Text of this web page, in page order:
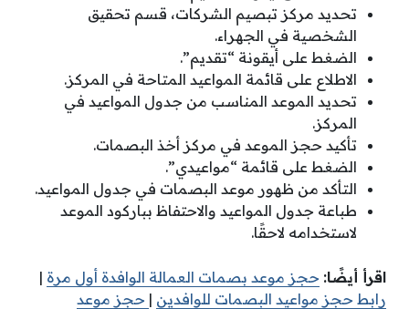
تحديد مركز تبصيم الشركات، قسم تحقيق
الشخصية في الجهراء.
الضغط على أيقونة “تقديم”.
الاطلاع على قائمة المواعيد المتاحة في المركز.
تحديد الموعد المناسب من جدول المواعيد في
المركز.
تأكيد حجز الموعد في مركز أخذ البصمات.
الضغط على قائمة “مواعيدي”.
التأكد من ظهور موعد البصمات في جدول المواعيد.
طباعة جدول المواعيد والاحتفاظ بباركود الموعد
لاستخدامه لاحقًا.
اقرأ أيضًا: حجز موعد بصمات العمالة الوافدة أول مرة |
رابط حجز مواعيد البصمات للوافدين | حجز موعد